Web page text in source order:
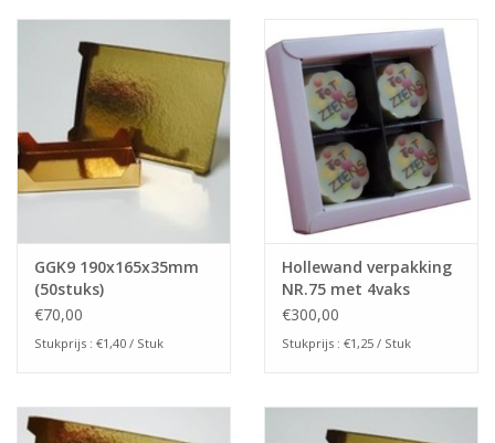
GGK9 190x165x35mm
(50stuks)
€70,00
Stukprijs : €1,40 / Stuk
Hollewand verpakking
NR.75 met 4vaks
interieur (240stuks)
€300,00
Stukprijs : €1,25 / Stuk